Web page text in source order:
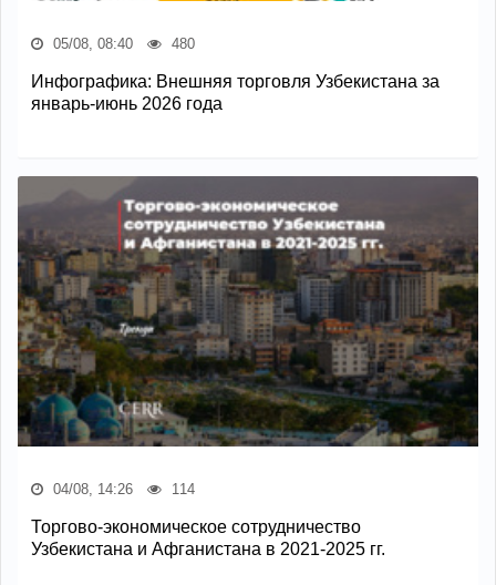
05/08, 08:40 480
Инфографика: Внешняя торговля Узбекистана за
январь-июнь 2026 года
04/08, 14:26 114
Торгово-экономическое сотрудничество
Узбекистана и Афганистана в 2021-2025 гг.